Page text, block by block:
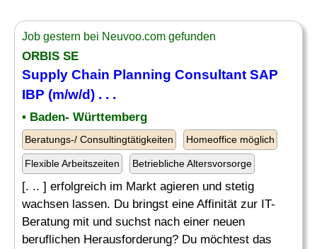
Job gestern bei Neuvoo.com gefunden
ORBIS SE
Supply Chain Planning Consultant SAP
IBP (m/w/d) . . .
• Baden- Württemberg
Beratungs-/ Consultingtätigkeiten Homeoffice möglich
Flexible Arbeitszeiten Betriebliche Altersvorsorge
[. .. ] erfolgreich im Markt agieren und stetig
wachsen lassen. Du bringst eine Affinität zur IT-
Beratung mit und suchst nach einer neuen
beruflichen Herausforderung? Du möchtest das